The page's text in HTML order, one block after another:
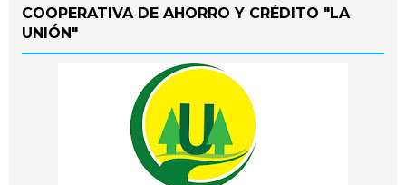
COOPERATIVA DE AHORRO Y CRÉDITO "LA
UNIÓN"